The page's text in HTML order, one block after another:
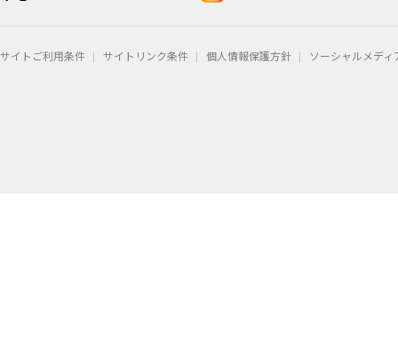
サイトご利用条件 サイトリンク条件 個人情報保護方針 ソーシャルメデ